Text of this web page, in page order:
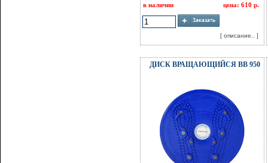
в наличии цена: 610 р.
[ описание.. ]
ДИСК ВРАЩАЮЩИЙСЯ BB 950